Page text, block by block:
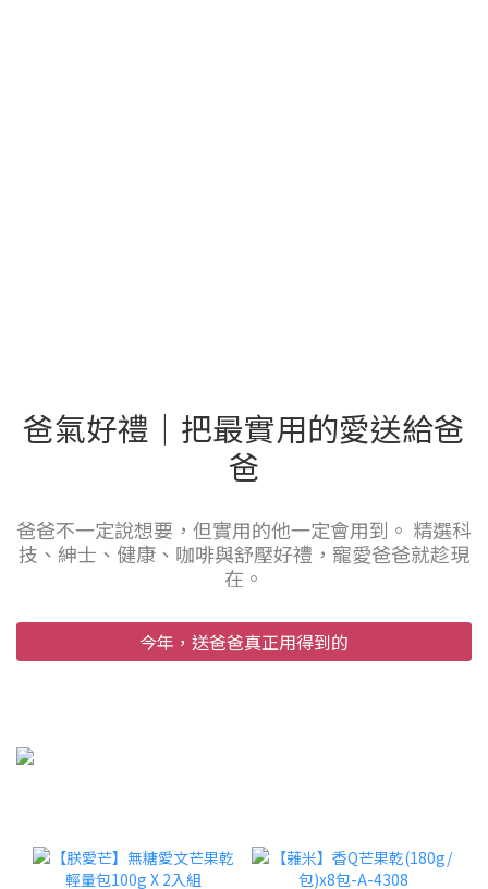
爸氣好禮｜把最實用的愛送給爸
爸
爸爸不一定說想要，但實用的他一定會用到。 精選科
技、紳士、健康、咖啡與舒壓好禮，寵愛爸爸就趁現
在。
今年，送爸爸真正用得到的